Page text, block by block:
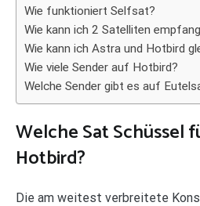
Wie funktioniert Selfsat?
Wie kann ich 2 Satelliten
Wie kann ich Astra und Hotbird
Wie viele Sender auf Hotbird?
Welche Sender gibt es auf
Welche Sat Schüssel
Hotbird?
Die am weitest verbreitete